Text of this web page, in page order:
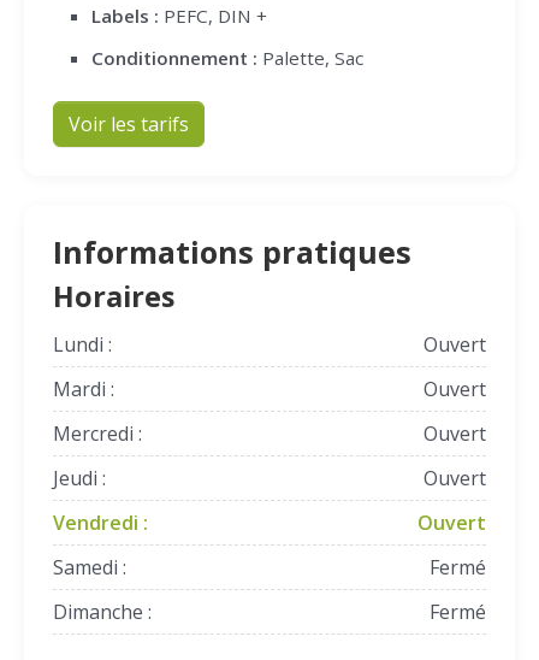
Labels : PEFC, DIN +
Conditionnement : Palette, Sac
Voir les tarifs
Informations pratiques
Horaires
Lundi :
Ouvert
Mardi :
Ouvert
Mercredi :
Ouvert
Jeudi :
Ouvert
Vendredi :
Ouvert
Samedi :
Fermé
Dimanche :
Fermé